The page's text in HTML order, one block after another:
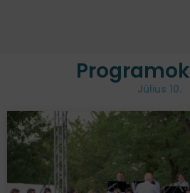
Július 10.